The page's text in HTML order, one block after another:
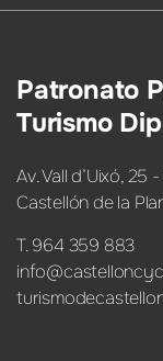
Patronato
Turismo
Av. Vall d’Uixó, 25
Castellón de la
T. 964 359 883